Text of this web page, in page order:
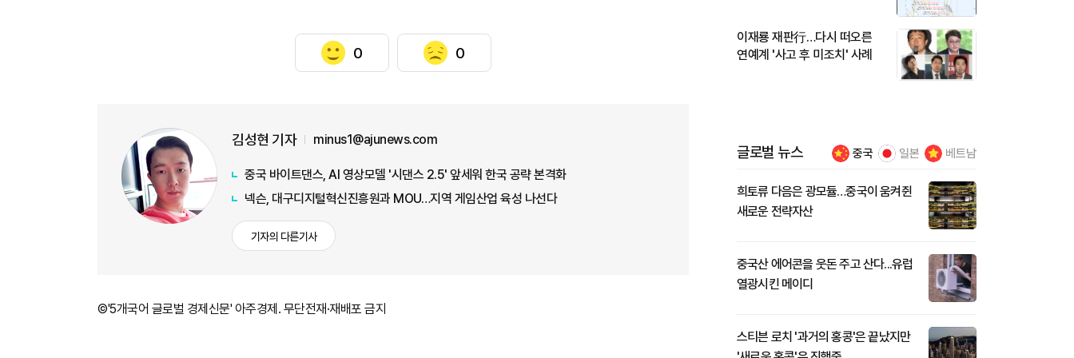
0 0
김성현 기자 minus1@ajunews.com
중국 바이트댄스, AI 영상모델 '시댄스 2.5' 앞세워 한국 공략 본격화
넥슨, 대구디지털혁신진흥원과 MOU…지역 게임산업 육성 나선다
기자의 다른기사
©'5개국어 글로벌 경제신문' 아주경제. 무단전재·재배포 금지
이재룡 재판行…다시 떠오른
연예계 '사고 후 미조치' 사례
글로벌 뉴스 중국 일본 베트남
희토류 다음은 광모듈…중국이 움켜쥔
새로운 전략자산
중국산 에어콘을 웃돈 주고 산다...유럽
열광시킨 메이디
스티븐 로치 '과거의 홍콩'은 끝났지만